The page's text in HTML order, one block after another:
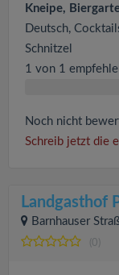
Kneipe,
Deutsch,
Schnitzel
1 von 1
Noch nicht
Schreib jetzt die
Landgasthof
Barnhauser
(0)